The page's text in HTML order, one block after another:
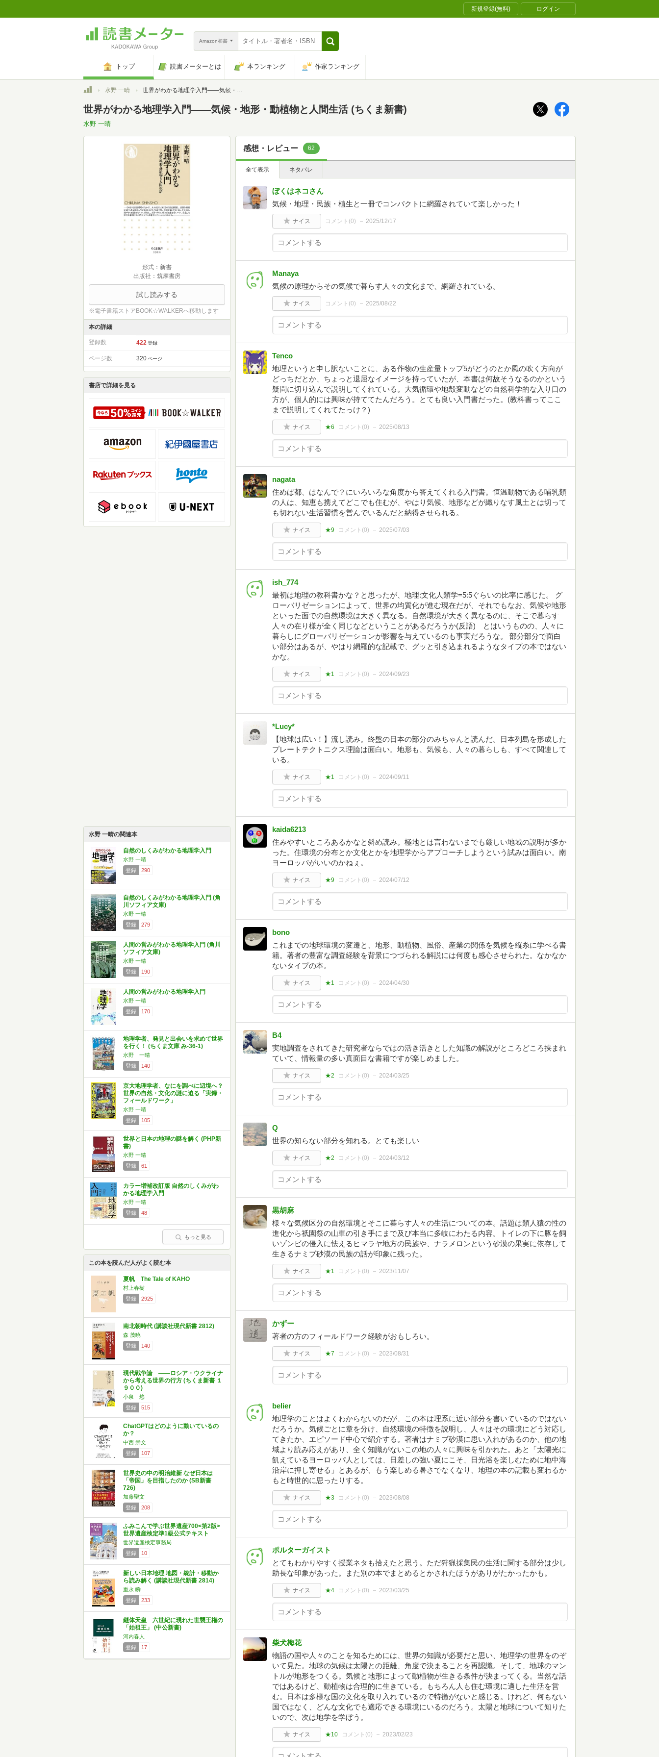
新規登録(無料) ログイン
Amazon和書
トップ 読書メーターとは 本ランキング 作家ランキング
トップ水野 一晴 世界がわかる地理学入門――気候・地形・動植物と人間生活 (ちくま新書)
世界がわかる地理学入門――気候・地形・動植物と人間生活 (ちくま新書)
水野 一晴
形式：新書
出版社：筑摩書房
試し読みする
※電子書籍ストアBOOK☆WALKERへ移動します
本の詳細
登録数 422 登録
ページ数 320 ページ
書店で詳細を見る
水野 一晴の関連本
自然のしくみがわかる地理学入門
水野 一晴
登録
290
自然のしくみがわかる地理学入門 (角
川ソフィア文庫)
水野 一晴
登録
279
人間の営みがわかる地理学入門 (角川
ソフィア文庫)
水野 一晴
登録
190
人間の営みがわかる地理学入門
水野 一晴
登録
170
地理学者、発見と出会いを求めて世界
を行く！ (ちくま文庫 み-36-1)
水野 一晴
登録
140
京大地理学者、なにを調べに辺境へ？
世界の自然・文化の謎に迫る「実録・
フィールドワーク」
水野 一晴
登録
105
世界と日本の地理の謎を解く (PHP新
書)
水野 一晴
登録
61
カラー増補改訂版 自然のしくみがわ
かる地理学入門
水野 一晴
登録
48
もっと見る
この本を読んだ人がよく読む本
夏帆 The Tale of KAHO
村上春樹
登録
2925
南北朝時代 (講談社現代新書 2812)
森 茂暁
登録
140
現代戦争論 ――ロシア・ウクライナ
から考える世界の行方 (ちくま新書 １
９００)
小泉 悠
登録
515
ChatGPTはどのように動いているの
か？
中西 崇文
登録
107
世界史の中の明治維新 なぜ日本は
「帝国」を目指したのか (SB新書
726)
加藤聖文
登録
208
ふみこんで学ぶ世界遺産700<第2版>
世界遺産検定準1級公式テキスト
世界遺産検定事務局
登録
10
新しい日本地理 地図・統計・移動か
ら読み解く (講談社現代新書 2814)
重永 瞬
登録
233
継体天皇 六世紀に現れた世襲王権の
「始祖王」 (中公新書)
河内春人
登録
17
感想・レビュー 62
全て表示 ネタバレ
ぼくはネコさん
気候・地理・民族・植生と一冊でコンパクトに網羅されていて楽しかった！
ナイス コメント(0) 2025/12/17
Manaya
気候の原理からその気候で暮らす人々の文化まで、網羅されている。
ナイス コメント(0) 2025/08/22
Tenco
地理というと申し訳ないことに、ある作物の生産量トップ5がどうのとか風の吹く方向が
どっちだとか、ちょっと退屈なイメージを持っていたが、本書は何故そうなるのかという
疑問に切り込んで説明してくれている。大気循環や地殻変動などの自然科学的な入り口の
方が、個人的には興味が持ててたんだろう。とても良い入門書だった。(教科書ってここ
まで説明してくれてたっけ？)
ナイス ★6 コメント(0) 2025/08/13
nagata
住めば都、はなんで？にいろいろな角度から答えてくれる入門書。恒温動物である哺乳類
の人は、知恵も携えてどこでも住むが、やはり気候、地形などが織りなす風土とは切って
も切れない生活習慣を営んでいるんだと納得させられる。
ナイス ★9 コメント(0) 2025/07/03
ish_774
最初は地理の教科書かな？と思ったが、地理:文化人類学=5:5ぐらいの比率に感じた。 グ
ローバリゼーションによって、世界の均質化が進む現在だが、それでもなお、気候や地形
といった面での自然環境は大きく異なる。自然環境が大きく異なるのに、そこで暮らす
人々の在り様が全く同じなどということがあるだろうか(反語) とはいうものの、人々に
暮らしにグローバリゼーションが影響を与えているのも事実だろうな。 部分部分で面白
い部分はあるが、やはり網羅的な記載で、グッと引き込まれるようなタイプの本ではない
かな。
ナイス ★1 コメント(0) 2024/09/23
*Lucy*
【地球は広い！】流し読み。終盤の日本の部分のみちゃんと読んだ。日本列島を形成した
プレートテクトニクス理論は面白い。地形も、気候も、人々の暮らしも、すべて関連して
いる。
ナイス ★1 コメント(0) 2024/09/11
kaida6213
住みやすいところあるかなと斜め読み。極地とは言わないまでも厳しい地域の説明が多か
った。住環境の分布とか文化とかを地理学からアプローチしようという試みは面白い。南
ヨーロッパがいいのかねぇ。
ナイス ★9 コメント(0) 2024/07/12
bono
これまでの地球環境の変遷と、地形、動植物、風俗、産業の関係を気候を縦糸に学べる書
籍。著者の豊富な調査経験を背景につづられる解説には何度も感心させられた。なかなか
ないタイプの本。
ナイス ★1 コメント(0) 2024/04/30
B4
実地調査をされてきた研究者ならではの活き活きとした知識の解説がところどころ挟まれ
ていて、情報量の多い真面目な書籍ですが楽しめました。
ナイス ★2 コメント(0) 2024/03/25
Q
世界の知らない部分を知れる。とても楽しい
ナイス ★2 コメント(0) 2024/03/12
黒胡麻
様々な気候区分の自然環境とそこに暮らす人々の生活についての本。話題は類人猿の性の
進化から祇園祭の山車の引き手にまで及び本当に多岐にわたる内容。トイレの下に豚を飼
いゾンビの侵入に怯えるヒマラヤ地方の民族や、ナラメロンという砂漠の果実に依存して
生きるナミブ砂漠の民族の話が印象に残った。
ナイス ★1 コメント(0) 2023/11/07
かずー
著者の方のフィールドワーク経験がおもしろい。
ナイス ★7 コメント(0) 2023/08/31
belier
地理学のことはよくわからないのだが、この本は理系に近い部分を書いているのではない
だろうか。気候ごとに章を分け、自然環境の特徴を説明し、人々はその環境にどう対応し
てきたか、エピソード中心で紹介する。著者はナミブ砂漠に思い入れがあるのか、他の地
域より読み応えがあり、全く知識がないこの地の人々に興味を引かれた。あと「太陽光に
飢えているヨーロッパ人としては、日差しの強い夏にこそ、日光浴を楽しむために地中海
沿岸に押し寄せる」とあるが、もう楽しめる暑さでなくなり、地理の本の記載も変わるか
もと時世的に思ったりする。
ナイス ★3 コメント(0) 2023/08/08
ポルターガイスト
とてもわかりやすく授業ネタも拾えたと思う。ただ狩猟採集民の生活に関する部分は少し
助長な印象があった。また別の本でまとめるとかされたほうがありがたかったかも。
ナイス ★4 コメント(0) 2023/03/25
柴犬梅花
物語の国や人々のことを知るためには、世界の知識が必要だと思い、地理学の世界をのぞ
いて見た。地球の気候は太陽との距離、角度で決まることを再認識。そして、地球のマン
トルが地形をつくる。気候と地形によって動植物が生きる条件が決まってくる。当然な話
ではあるけど、動植物は合理的に生きている。もちろん人も住む環境に適した生活を営
む。日本は多様な国の文化を取り入れているので特徴がないと感じる。けれど、何もない
国ではなく、どんな文化でも適応できる環境にいるのだろう。太陽と地球について知りた
いので、次は地学を学ぼう。
ナイス ★10 コメント(0) 2023/02/23